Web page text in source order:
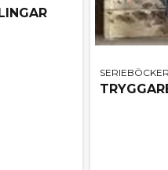
SERIEBÖCKER